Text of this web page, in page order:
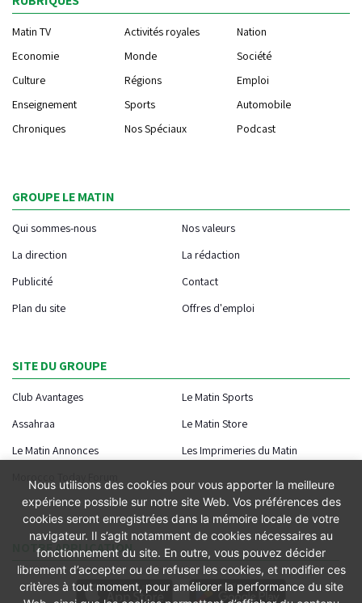
Matin TV Activités royales
Nation
Economie
Monde
Société
Culture
Régions
Emploi
Enseignement
Sports
Automobile
Chroniques
Nos Spéciaux Podcast
GROUPE LE MATIN
Qui sommes-nous
Nos valeurs
La direction
La rédaction
Publicité
Contact
Plan du site
Offres d'emploi
SITE DU GROUPE
Club Avantages
Le Matin Sports
Assahraa
Le Matin Store
Le Matin Annonces
Les Imprimeries du Matin
Morocco Today Forum
NOTRE APPLICATION
Nous utilisons des cookies pour vous apporter la meilleure
expérience possible sur notre site Web. Vos préférences des
cookies seront enregistrées dans la mémoire locale de votre
navigateur. Il s’agit notamment de cookies nécessaires au
fonctionnement du site. En outre, vous pouvez décider
librement d’accepter ou de refuser les cookies, et modifier ces
critères à tout moment, pour améliorer la performance du site